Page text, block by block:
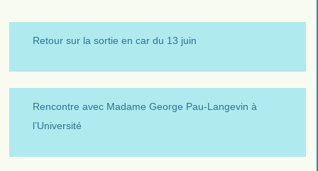
Retour sur la sortie en car du 13 juin
Rencontre avec Madame George Pau-Langevin à
l’Université